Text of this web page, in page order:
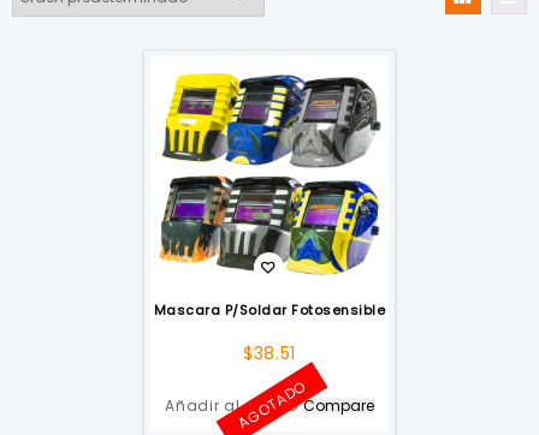
Mascara P/Soldar Fotosensible
$38.51
Añadir al carrito
AGOTADOCompare